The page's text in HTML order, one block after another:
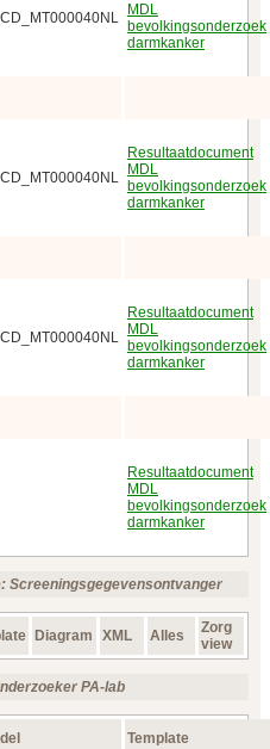
MDL
bevolkingsonderzoek
darmkanker
Resultaatdocument
MDL
bevolkingsonderzoek
darmkanker
Resultaatdocument
MDL
bevolkingsonderzoek
darmkanker
Resultaatdocument
MDL
bevolkingsonderzoek
darmkanker
Screeningsgegevensontvanger
Diagram XML Alles
Zorg
view
PA-lab
Template